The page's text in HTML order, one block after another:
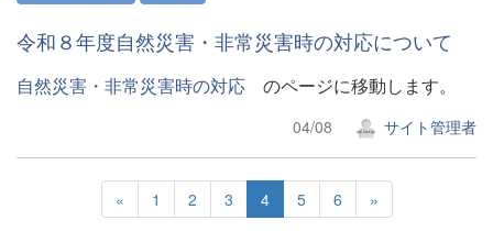
令和８年度自然災害・非常災害時の対応について
自然災害・非常災害時の対応 のページに移動します。
04/08 サイト管理者
« 1 2 3 4 5 6 »